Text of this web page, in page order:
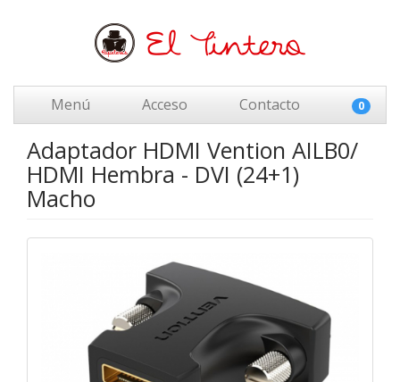
Menú Acceso Contacto 0
Adaptador HDMI Vention AILB0/
HDMI Hembra - DVI (24+1)
Macho